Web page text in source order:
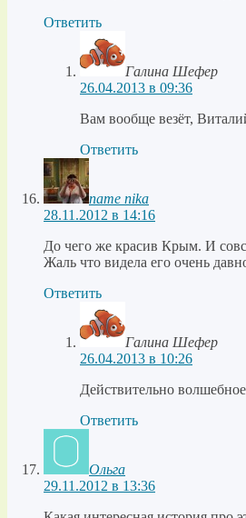
Ответить
Галина Шефер
26.04.2013 в 09:36
Вам вообще везёт,
Ответить
name nika
28.11.2012 в 14:16
До чего же красив Крым. И
Жаль что видела его очень
Ответить
Галина Шефер
26.04.2013 в 10:26
Действительно
Ответить
Ольга
29.11.2012 в 13:36